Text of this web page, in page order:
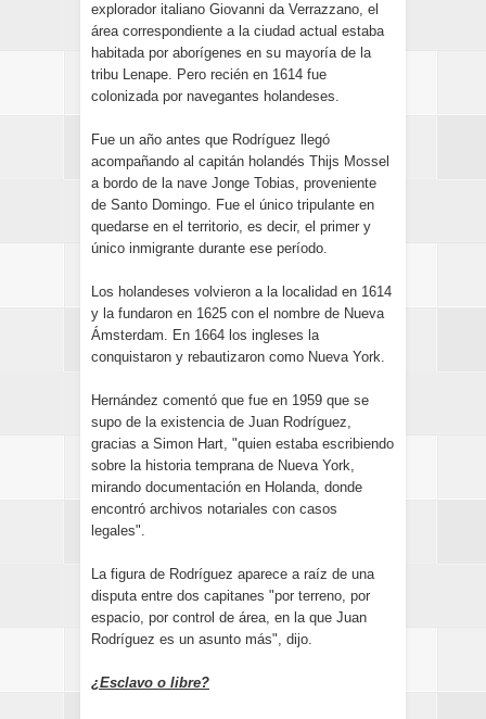
explorador italiano Giovanni da Verrazzano, el
área correspondiente a la ciudad actual estaba
habitada por aborígenes en su mayoría de la
tribu Lenape. Pero recién en 1614 fue
colonizada por navegantes holandeses.
Fue un año antes que Rodríguez llegó
acompañando al capitán holandés Thijs Mossel
a bordo de la nave Jonge Tobias, proveniente
de Santo Domingo. Fue el único tripulante en
quedarse en el territorio, es decir, el primer y
único inmigrante durante ese período.
Los holandeses volvieron a la localidad en 1614
y la fundaron en 1625 con el nombre de Nueva
Ámsterdam. En 1664 los ingleses la
conquistaron y rebautizaron como Nueva York.
Hernández comentó que fue en 1959 que se
supo de la existencia de Juan Rodríguez,
gracias a Simon Hart, "quien estaba escribiendo
sobre la historia temprana de Nueva York,
mirando documentación en Holanda, donde
encontró archivos notariales con casos
legales".
La figura de Rodríguez aparece a raíz de una
disputa entre dos capitanes "por terreno, por
espacio, por control de área, en la que Juan
Rodríguez es un asunto más", dijo.
¿Esclavo o libre?